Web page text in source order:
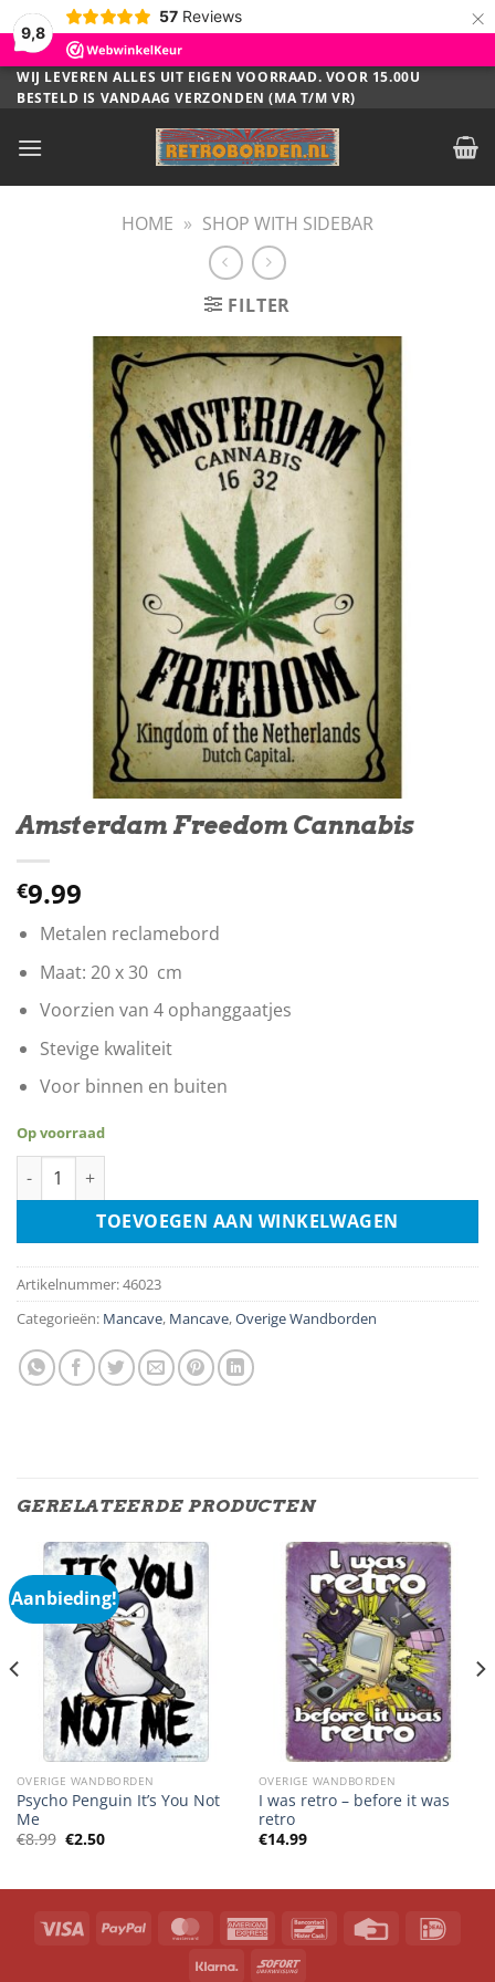
9,8
57 Reviews ×
Ga
naar
WIJ LEVEREN ALLES UIT EIGEN VOORRAAD. VOOR 15.00U
BESTELD IS VANDAAG VERZONDEN (MA T/M VR)
HOME » SHOP WITH SIDEBAR
FILTER
Amsterdam Freedom Cannabis
€9.99
Metalen reclamebord
Maat: 20 x 30 cm
Voorzien van 4 ophanggaatjes
Stevige kwaliteit
Voor binnen en buiten
Op voorraad
Amsterdam Freedom Cannabis aantal
TOEVOEGEN AAN WINKELWAGEN
Artikelnummer:46023
Categorieën: Mancave, Mancave,Overige Wandborden
GERELATEERDE PRODUCTEN
Aanbieding!
OVERIGE WANDBORDEN
Psycho Penguin It’s You Not
Me
€8.99 Oorspronkelijke
prijs
€2.50Huidige
prijs
OVERIGE WANDBORDEN
I was retro – before it was
retro
€14.99